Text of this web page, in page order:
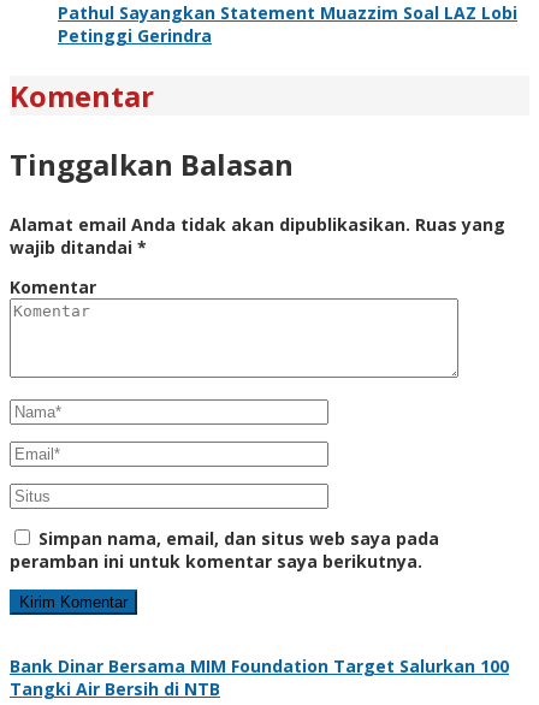
Pathul Sayangkan Statement Muazzim Soal LAZ Lobi
Petinggi Gerindra
Komentar
Tinggalkan Balasan
Alamat email Anda tidak akan dipublikasikan. Ruas yang
wajib ditandai *
Komentar
Simpan nama, email, dan situs web saya pada
peramban ini untuk komentar saya berikutnya.
Bank Dinar Bersama MIM Foundation Target Salurkan 100
Tangki Air Bersih di NTB